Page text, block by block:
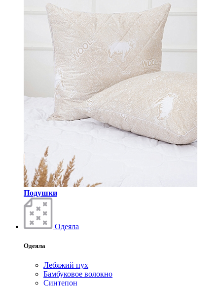
Подушки
Одеяла
Одеяла
Лебяжий пух
Бамбуковое волокно
Синтепон